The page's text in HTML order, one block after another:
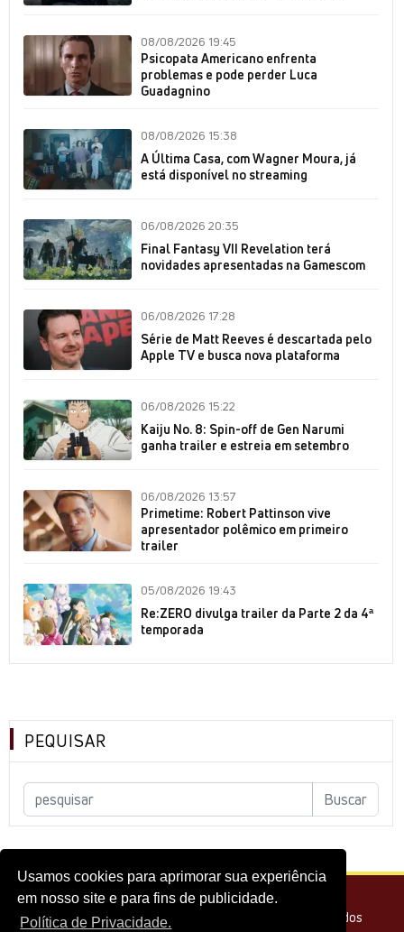
Usamos cookies para aprimorar sua experiência
em nosso site e para fins de publicidade.
Política de Privacidade.
08/08/2026 19:45
Psicopata Americano enfrenta
problemas e pode perder Luca
Guadagnino
08/08/2026 15:38
A Última Casa, com Wagner Moura, já
está disponível no streaming
06/08/2026 20:35
Final Fantasy VII Revelation terá
novidades apresentadas na Gamescom
06/08/2026 17:28
Série de Matt Reeves é descartada pelo
Apple TV e busca nova plataforma
06/08/2026 15:22
Kaiju No. 8: Spin-off de Gen Narumi
ganha trailer e estreia em setembro
06/08/2026 13:57
Primetime: Robert Pattinson vive
apresentador polêmico em primeiro
trailer
05/08/2026 19:43
Re:ZERO divulga trailer da Parte 2 da 4ª
temporada
PEQUISAR
© 2026 - Melhor do Cinema Todos os direitos reservados